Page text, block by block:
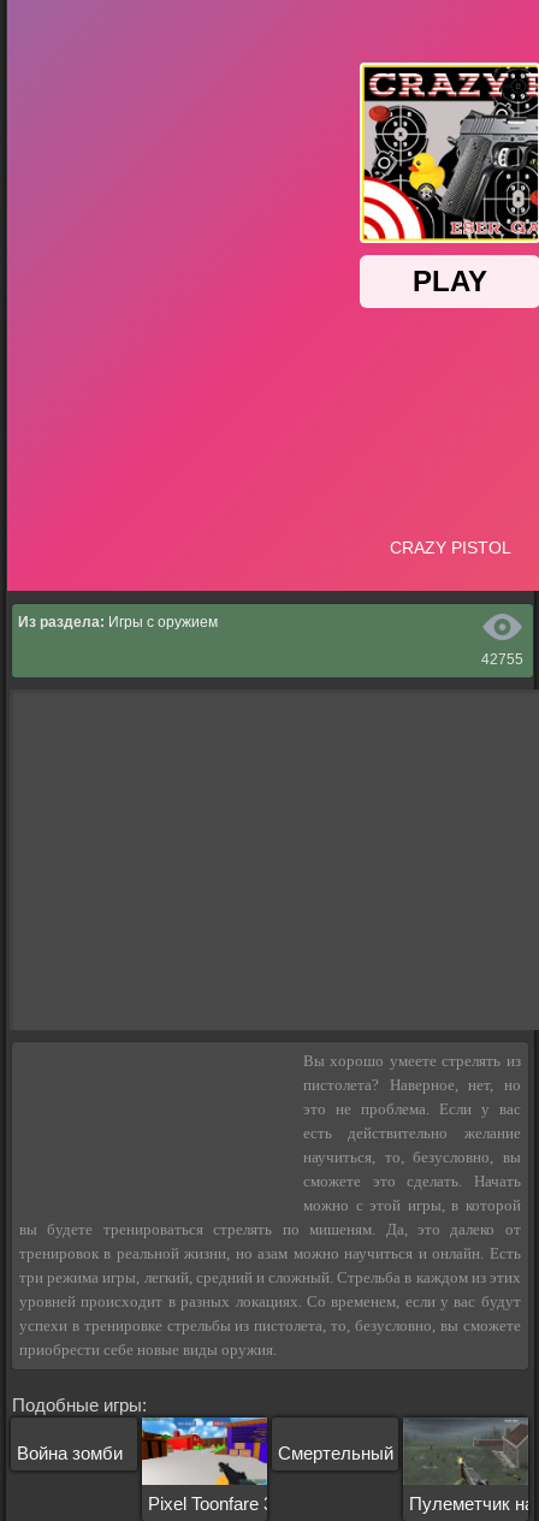
42755
Из раздела: Игры с оружием
Вы хорошо умеете стрелять из
пистолета? Наверное, нет, но
это не проблема. Если у вас
есть действительно желание
научиться, то, безусловно, вы
сможете это сделать. Начать
можно с этой игры, в которой
вы будете тренироваться стрелять по мишеням. Да, это далеко от
тренировок в реальной жизни, но азам можно научиться и онлайн. Есть
три режима игры, легкий, средний и сложный. Стрельба в каждом из этих
уровней происходит в разных локациях. Со временем, если у вас будут
успехи в тренировке стрельбы из пистолета, то, безусловно, вы сможете
приобрести себе новые виды оружия.
Подобные игры:
Война зомби
Pixel Toonfare 3D
Смертельный арсенал
Пулеметчик на